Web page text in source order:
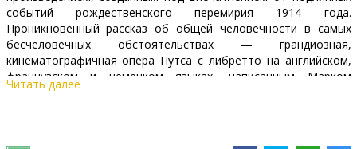
событий рождественского перемирия 1914 года.
Проникновенный рассказ об общей человечности в самых
бесчеловечных обстоятельствах — грандиозная,
кинематографичная опера Путса с либретто на английском,
французском и немецком языках, написанным Марком
Кэмпбеллом, — снискала широкое признание со дня премьеры
Читать далее